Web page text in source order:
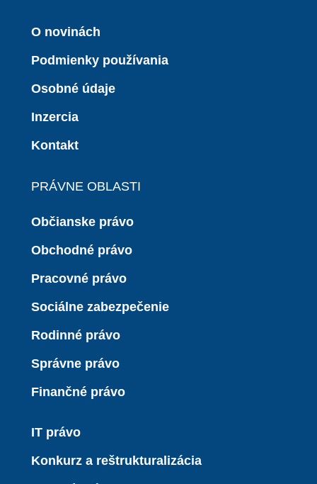
O novinách
Podmienky používania
Osobné údaje
Inzercia
Kontakt
PRÁVNE OBLASTI
Občianske právo
Obchodné právo
Pracovné právo
Sociálne zabezpečenie
Rodinné právo
Správne právo
Finančné právo
IT právo
Konkurz a reštrukturalizácia